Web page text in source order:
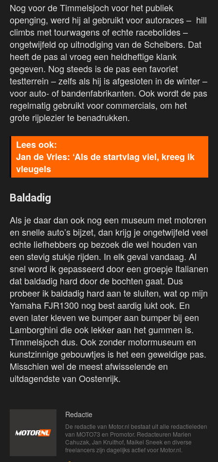
Nog voor de Timmelsjoch voor het publiek
openging, werd hij al gebruikt voor autoraces – hill
climbs met tourwagens of echte racebolides –
ongetwijfeld op uitnodiging van de Scheibers. Dat
heeft de pas al vroeg een heldheftige klank
gegeven. Nog steeds is de pas een favoriet
testterrein – zelfs als hij is afgesloten in de winter –
voor auto- of bandenfabrikanten. Ook wordt de pas
regelmatig gebruikt voor commercials, om het
grote rijplezier te benadrukken.
Jan de Vries: ‘Als de startvlag viel, kreeg ik
vleugels
Baldadig
Als je daar dan ook nog een museum met motoren
en snelle auto’s bijzet, dan krijg je ongetwijfeld veel
echte liefhebbers op bezoek die wel houden van
een stevig stukje rijden. In elk geval vandaag. Al
snel word ik gepasseerd door een groepje Italianen
dat baldadig hard door de bochten gaat. Dus
probeer ik baldadig hard aan te sluiten, wat op mijn
Yamaha FJR1300 nog best aardig lukt ook. En
even later kleven we bumper aan bumper bij een
Lamborghini die ook lekker aan het gummen is.
Timmelsjoch dus. Ook zonder motormuseum en
kunstzinnige gebouwtjes is het een geweldige pas.
Misschien wel de meest afwisselende en
uitdagendste van Oostenrijk.
Redactie
De redactie van Motor.nl bestaat uit alle redactieleden
van MOTO73 en Promotor. Redacteuren Marien
Cahuzak, Jan Kruithof, Maikel Sneek en diverse
freelancers zijn dagelijks actief voor Motor.nl.